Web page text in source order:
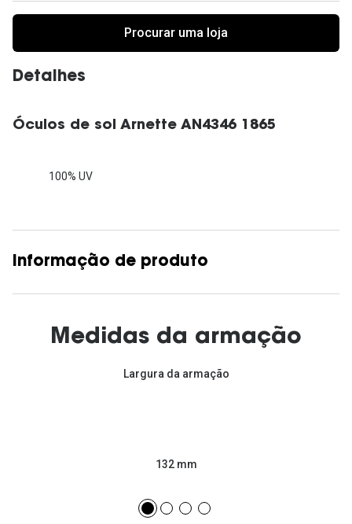
Procurar uma loja
Detalhes
Óculos de sol Arnette AN4346 1865
100% UV
Informação de produto
Medidas da armação
Largura da armação
132 mm